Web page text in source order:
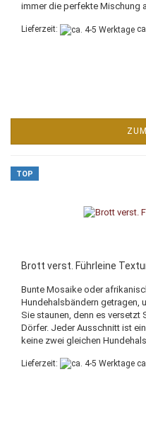
immer die perfekte Mischung
Lieferzeit:
TOP
Brott verst. Führleine
Bunte Mosaike oder
Hundehalsbändern getragen,
Sie staunen, denn es versetzt
Dörfer. Jeder Ausschnitt ist
keine zwei gleichen
Lieferzeit: